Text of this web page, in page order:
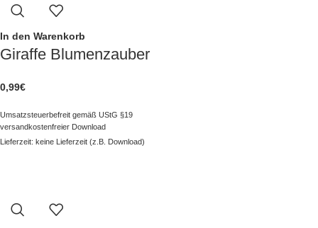
In den Warenkorb
Giraffe Blumenzauber
0,99€
Umsatzsteuerbefreit gemäß UStG §19
versandkostenfreier Download
Lieferzeit: keine Lieferzeit (z.B. Download)